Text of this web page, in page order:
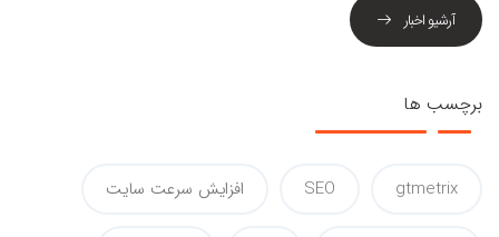
آرشیو اخبار
برچسب ها
gtmetrix
SEO افزایش سرعت سایت